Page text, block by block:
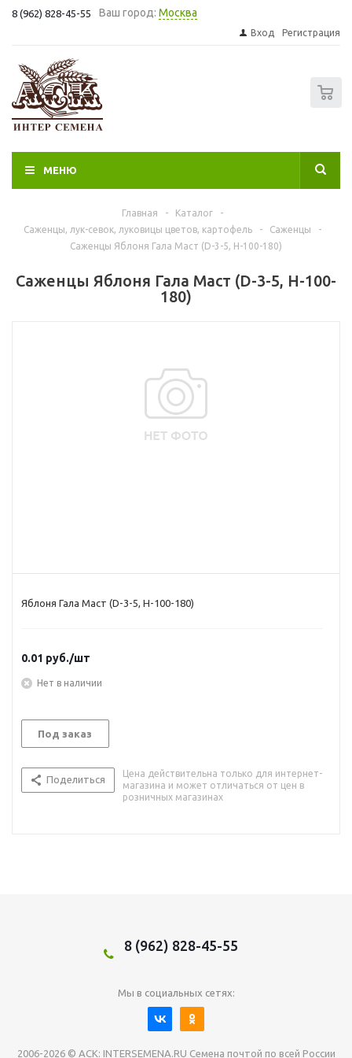
8 (962) 828-45-55 Ваш город: Москва
Вход Регистрация
МЕНЮ
Главная - Каталог
-
Саженцы, лук-севок, луковицы цветов, картофель
- Саженцы
-
Саженцы Яблоня Гала Маст (D-3-5, Н-100-180)
Саженцы Яблоня Гала Маст (D-3-5, Н-100-
180)
Яблоня Гала Маст (D-3-5, Н-100-180)
0.01 руб./шт
Нет в наличии
Под заказ
Поделиться
Цена действительна только для интернет-
магазина и может отличаться от цен в
розничных магазинах
8 (962) 828-45-55
Мы в социальных сетях:
2006-2026 © АСК: INTERSEMENA.RU Семена почтой по всей России